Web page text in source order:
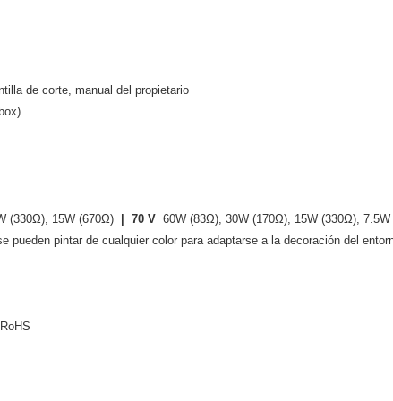
de corte, manual del propietario
(330Ω), 15W (670Ω) 70 V 60W (83Ω), 30W (170Ω), 15W (330Ω),
pueden pintar de cualquier color para adaptarse a la decoración del